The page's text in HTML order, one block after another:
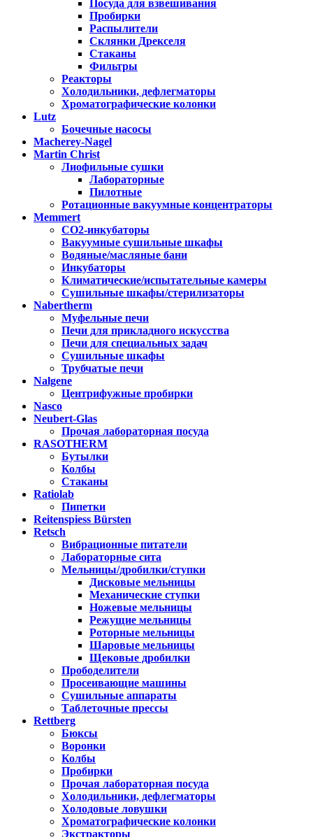
Посуда для взвешивания
Пробирки
Распылители
Склянки Дрекселя
Стаканы
Фильтры
Реакторы
Холодильники, дефлегматоры
Хроматографические колонки
Lutz
Бочечные насосы
Macherey-Nagel
Martin Christ
Лиофильные сушки
Лабораторные
Пилотные
Ротационные вакуумные концентраторы
Memmert
CO2-инкубаторы
Вакуумные сушильные шкафы
Водяные/масляные бани
Инкубаторы
Климатические/испытательные камеры
Сушильные шкафы/стерилизаторы
Nabertherm
Муфельные печи
Печи для прикладного искусства
Печи для специальных задач
Сушильные шкафы
Трубчатые печи
Nalgene
Центрифужные пробирки
Nasco
Neubert-Glas
Прочая лабораторная посуда
RASOTHERM
Бутылки
Колбы
Стаканы
Ratiolab
Пипетки
Reitenspiess Bürsten
Retsch
Вибрационные питатели
Лабораторные сита
Мельницы/дробилки/ступки
Дисковые мельницы
Механические ступки
Ножевые мельницы
Режущие мельницы
Роторные мельницы
Шаровые мельницы
Щековые дробилки
Прободелители
Просеивающие машины
Сушильные аппараты
Таблеточные прессы
Rettberg
Бюксы
Воронки
Колбы
Пробирки
Прочая лабораторная посуда
Холодильники, дефлегматоры
Холодовые ловушки
Хроматографические колонки
Экстракторы